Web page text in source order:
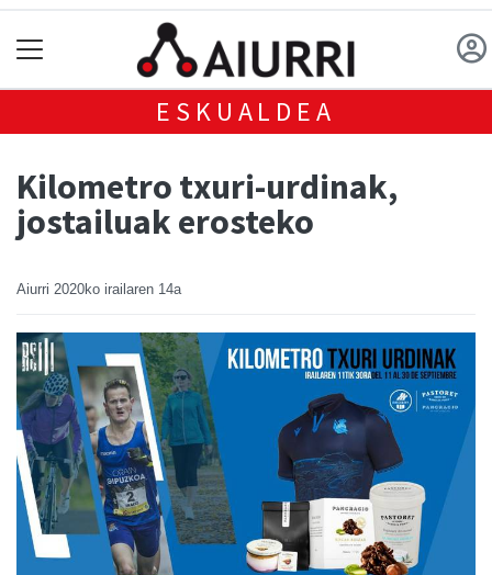
ESKUALDEA
Kilometro txuri-urdinak,
jostailuak erosteko
Aiurri 2020ko irailaren 14a